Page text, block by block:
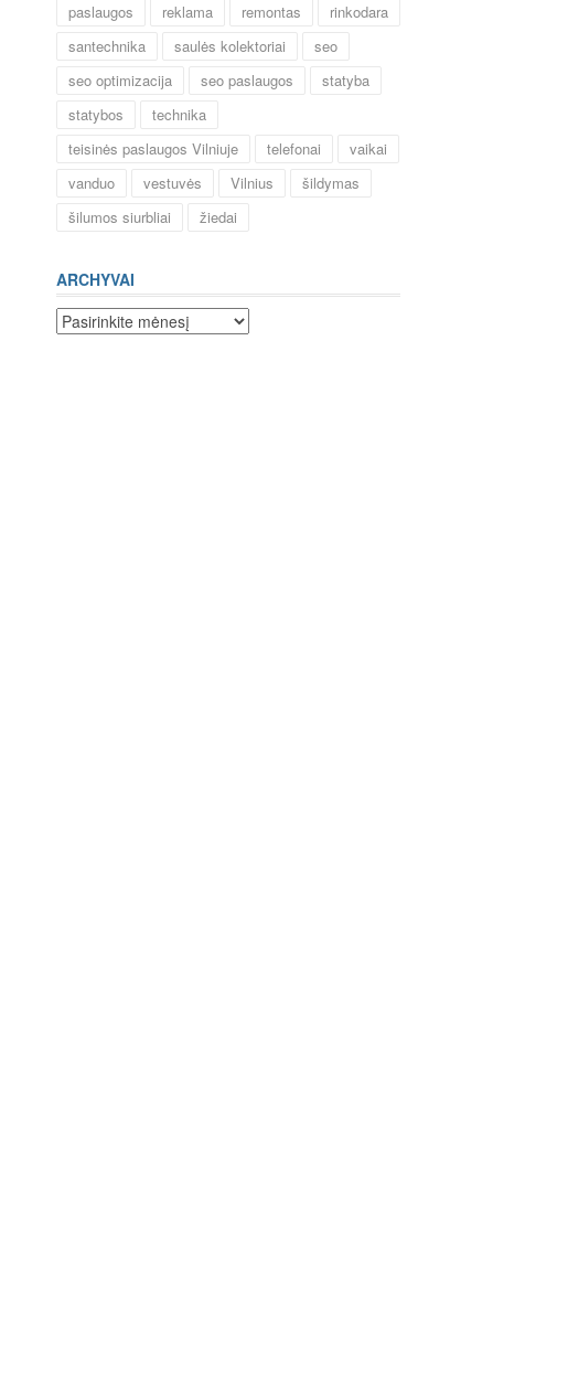
paslaugos
reklama remontas
rinkodara
santechnika
saulės kolektoriai
seo
seo optimizacija
seo paslaugos
statyba
statybos
technika
teisinės paslaugos Vilniuje
telefonai
vaikai
vanduo
vestuvės Vilnius
šildymas
šilumos siurbliai
žiedai
ARCHYVAI
Archyvai